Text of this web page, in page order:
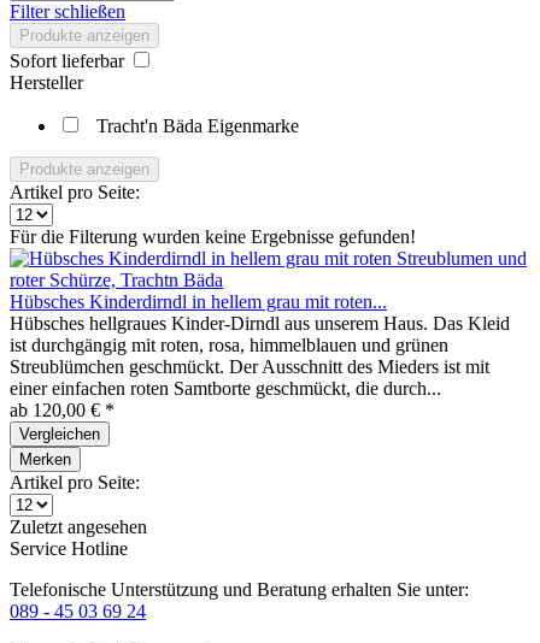
Filter schließen
Produkte anzeigen
Sofort lieferbar
Hersteller
Tracht'n Bäda Eigenmarke
Produkte anzeigen
Artikel pro Seite:
Für die Filterung wurden keine Ergebnisse gefunden!
Hübsches Kinderdirndl in hellem grau mit roten...
Hübsches hellgraues Kinder-Dirndl aus unserem Haus. Das Kleid
ist durchgängig mit roten, rosa, himmelblauen und grünen
Streublümchen geschmückt. Der Ausschnitt des Mieders ist mit
einer einfachen roten Samtborte geschmückt, die durch...
ab 120,00 € *
Vergleichen
Merken
Artikel pro Seite:
Zuletzt angesehen
Service Hotline
Telefonische Unterstützung und Beratung erhalten Sie unter:
089 - 45 03 69 24